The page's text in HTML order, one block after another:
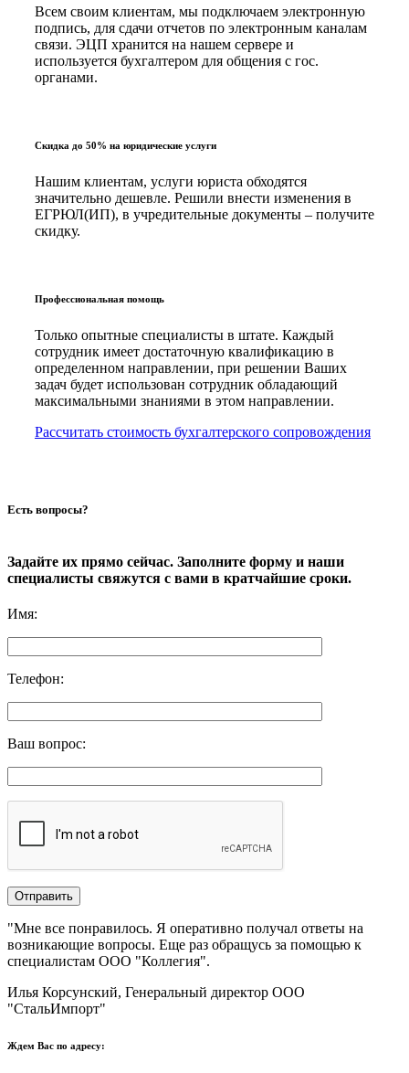
Всем своим клиентам, мы подключаем электронную
подпись, для сдачи отчетов по электронным каналам
связи. ЭЦП хранится на нашем сервере и
используется бухгалтером для общения с гос.
органами.
Скидка до 50% на юридические услуги
Нашим клиентам, услуги юриста обходятся
значительно дешевле. Решили внести изменения в
ЕГРЮЛ(ИП), в учредительные документы – получите
скидку.
Профессиональная помощь
Только опытные специалисты в штате. Каждый
сотрудник имеет достаточную квалификацию в
определенном направлении, при решении Ваших
задач будет использован сотрудник обладающий
максимальными знаниями в этом направлении.
Рассчитать стоимость бухгалтерского сопровождения
Есть вопросы?
Задайте их прямо сейчас. Заполните форму и наши
специалисты свяжутся с вами в кратчайшие сроки.
Имя:
Телефон:
Ваш вопрос:
"Мне все понравилось.​ ​Я оперативно получал ответы на
возникающие вопросы. Еще раз обращусь за помощью к
специалистам ООО "Коллегия".​
Илья Корсунский, Генеральный директор ООО
"СтальИмпорт"
Ждем Вас по адресу: